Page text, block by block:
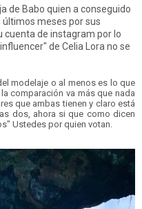
de Babo quien a conseguido
meses por sus
cuenta de instagram por lo
de Celia Lora no se
modelaje o al menos es lo que
comparación va más que nada
que ambas tienen y claro está
dos, ahora si que como dicen
Ustedes por quien votan.